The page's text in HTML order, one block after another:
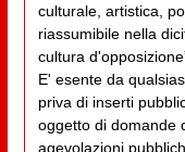
culturale, artistica,
riassumibile nella
cultura
E' esente da
priva di inserti
oggetto di domande
agevolazioni